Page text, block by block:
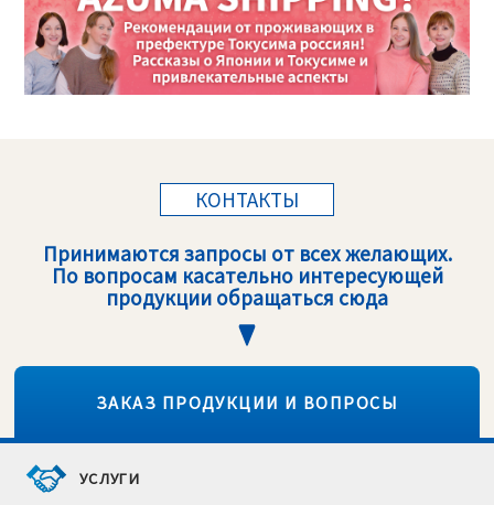
КОНТАКТЫ
Принимаются запросы от всех желающих.
По вопросам касательно интересующей
продукции обращаться сюда
ЗАКАЗ ПРОДУКЦИИ И ВОПРОСЫ
УСЛУГИ